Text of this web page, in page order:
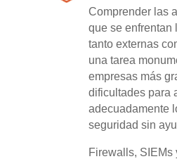
Comprender las
que se enfrentan
tanto externas
una tarea
empresas más
dificultades para
adecuadamente
seguridad sin
Firewalls, SIEMs